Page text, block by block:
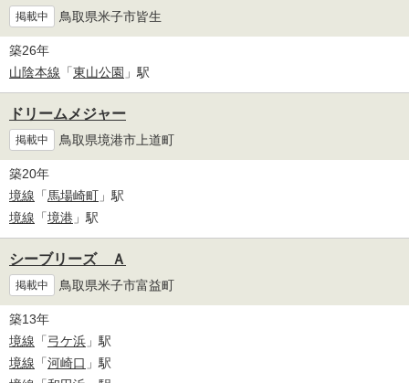
掲載中 鳥取県米子市皆生
築26年
山陰本線 「東山公園 」駅
ドリームメジャー
掲載中 鳥取県境港市上道町
築20年
境線 「馬場崎町 」駅
境線 「境港 」駅
シーブリーズ Ａ
掲載中 鳥取県米子市富益町
築13年
境線 「弓ケ浜 」駅
境線 「河崎口 」駅